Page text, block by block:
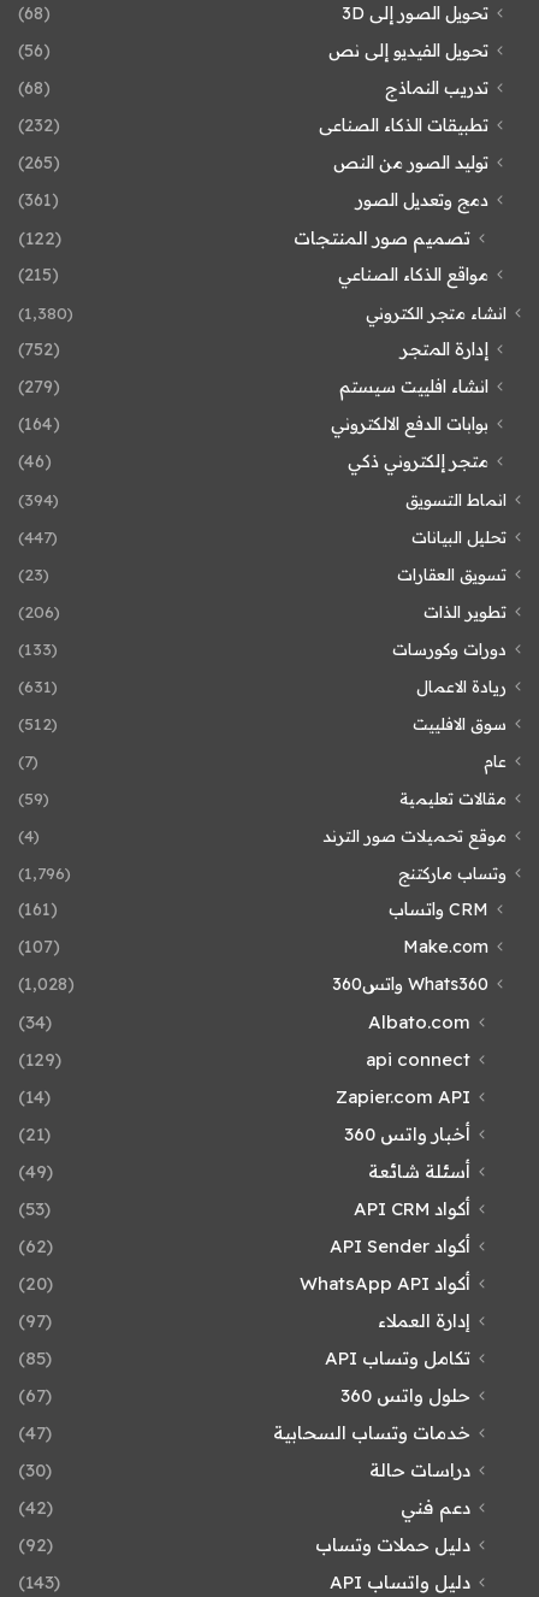
تحويل الصور إلى 3D
(68)
تحويل الفيديو إلى نص
(56)
تدريب النماذج
(68)
تطبيقات الذكاء الصناعى
(232)
توليد الصور من النص
(265)
دمج وتعديل الصور
(361)
تصميم صور المنتجات (122)
مواقع الذكاء الصناعي (215)
انشاء متجر الكتروني (1٬380)
إدارة المتجر
(752)
انشاء افلييت سيستم
(279)
بوابات الدفع الالكتروني
(164)
متجر إلكتروني ذكي
(46)
انماط التسويق
(394)
تحليل البيانات
(447)
تسويق العقارات
(23)
تطوير الذات
(206)
دورات وكورسات
(133)
ريادة الاعمال
(631)
سوق الافلييت
(512)
عام
(7)
مقالات تعليمية
(59)
موقع تحميلات صور الترند
(4)
وتساب ماركتنج
(1٬796)
CRM واتساب
(161)
Make.com
(107)
Whats360 واتس360
(1٬028)
Albato.com
(34)
api connect
(129)
Zapier.com API
(14)
أخبار واتس 360
(21)
أسئلة شائعة
(49)
أكواد API CRM
(53)
أكواد API Sender
(62)
أكواد WhatsApp API
(20)
إدارة العملاء
(97)
تكامل وتساب API
(85)
حلول واتس 360
(67)
خدمات وتساب السحابية
(47)
دراسات حالة
(30)
دعم فني
(42)
دليل حملات وتساب
(92)
دليل واتساب API
(143)